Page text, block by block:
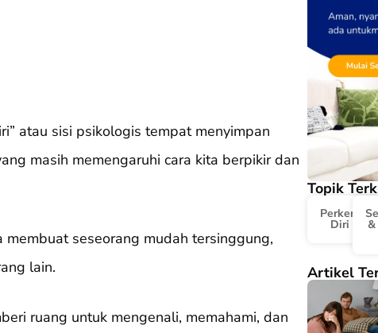
atau sisi psikologis tempat menyimpan
masih memengaruhi cara kita berpikir dan
seseorang mudah tersinggung,
lain.
ruang untuk mengenali, memahami, dan
Topik
Diri &
Artikel